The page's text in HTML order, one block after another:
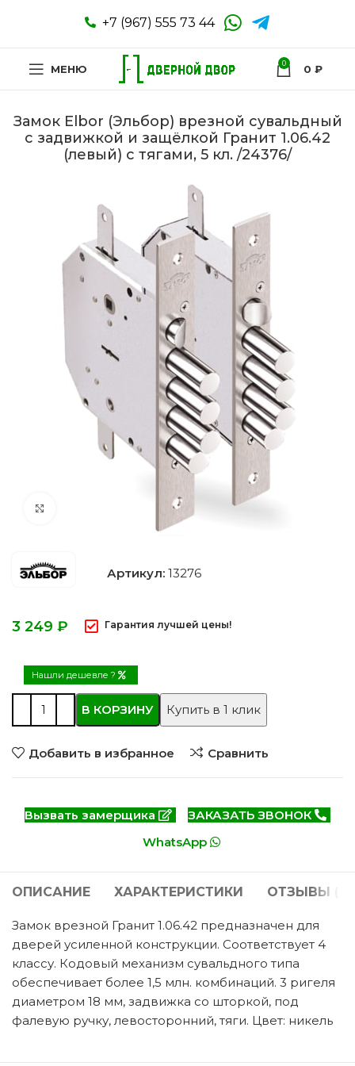
+7 (967) 555 73 44
МЕНЮ 0 0 ₽
Замок Elbor (Эльбор) врезной сувальдный
с задвижкой и защёлкой Гранит 1.06.42
(левый) с тягами, 5 кл. /24376/
Нажмите, чтобы увеличить
Артикул: 13276
₽ Гарантия лучшей цены!
Нашли дешевле ?
В КОРЗИНУ Купить в 1 клик
Добавить в избранное Сравнить
Вызвать замерщика
ЗАКАЗАТЬ ЗВОНОК
WhatsApp
ОПИСАНИЕ ХАРАКТЕРИСТИКИ ОТЗЫВЫ (0)
Замок врезной Гранит 1.06.42 предназначен для
дверей усиленной конструкции. Соответствует 4
классу. Кодовый механизм сувальдного типа
обеспечивает более 1,5 млн. комбинаций. 3 ригеля
диаметром 18 мм, задвижка со шторкой, под
фалевую ручку, левосторонний, тяги. Цвет: никель